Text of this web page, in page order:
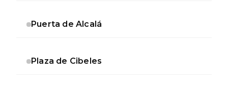
Puerta de Alcalá
Plaza de Cibeles